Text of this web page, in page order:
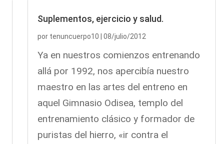
Suplementos, ejercicio y salud.
por tenuncuerpo10 | 08/julio/2012
Ya en nuestros comienzos entrenando
allá por 1992, nos apercibía nuestro
maestro en las artes del entreno en
aquel Gimnasio Odisea, templo del
entrenamiento clásico y formador de
puristas del hierro, «ir contra el